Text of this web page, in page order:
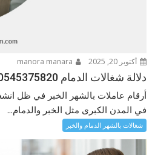
أكتوبر 20, 2025
دلالة شغالات الدمام 0545375820
أرقام عاملات بالشهر الخبر في ظل
في المدن الكبرى مثل الخبر والدمام...
شغالات بالشهر الدمام والخبر